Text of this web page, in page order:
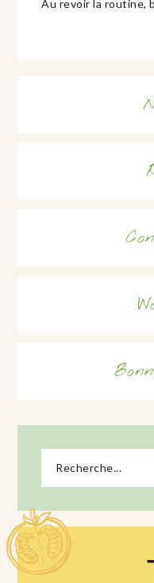
Au revoir la routine,